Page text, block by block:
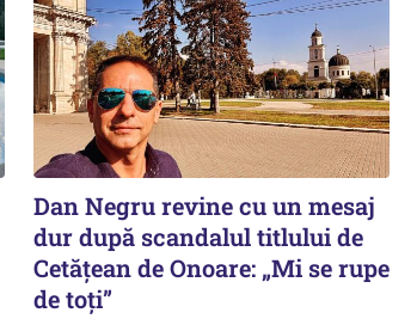
Dan Negru revine cu un mesaj
dur după scandalul titlului de
Cetățean de Onoare: „Mi se rupe
de toți”